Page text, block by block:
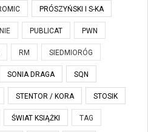
PRÓSZYŃSKI I S-KA
PUBLICAT PWN
RM SIEDMIORÓG
SONIA DRAGA SQN
STENTOR / KORA STOSIK
ŚWIAT KSIĄŻKI TAG